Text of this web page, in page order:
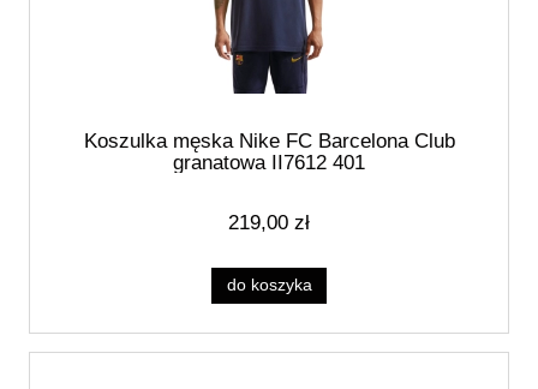
Koszulka męska Nike FC Barcelona Club
granatowa II7612 401
219,00 zł
do koszyka